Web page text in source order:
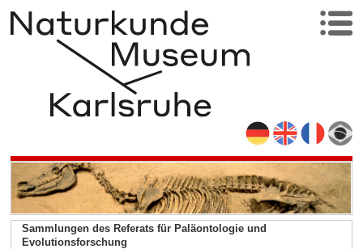
Sammlungen des Referats für Paläontologie und
Evolutionsforschung